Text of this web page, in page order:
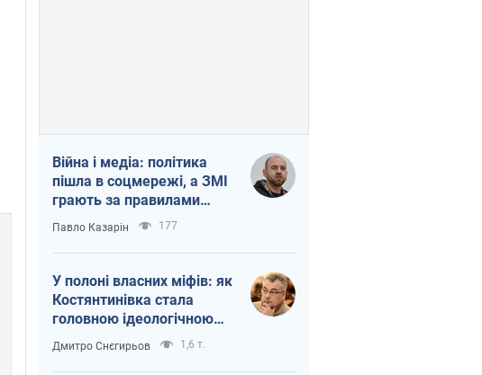
Війна і медіа: політика
пішла в соцмережі, а ЗМІ
грають за правилами
ютуб
Павло Казарін 177
У полоні власних міфів: як
Костянтинівка стала
головною ідеологічною
пасткою для російських
окупантів
Дмитро Снєгирьов 1,6 т.